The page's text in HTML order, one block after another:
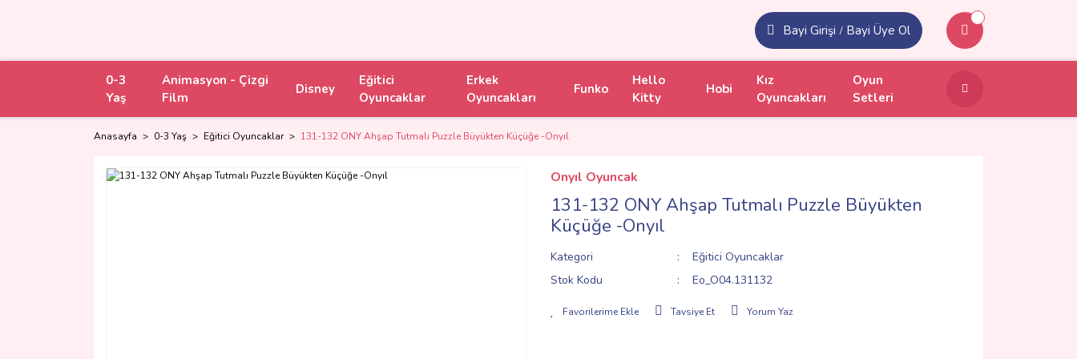
Bayi Girişi / Bayi Üye Ol
0-3
Yaş
Animasyon - Çizgi
Film
Disney
Eğitici
Oyuncaklar
Erkek
Oyuncakları
Funko
Hello
Kitty
Hobi
Kız
Oyuncakları
Oyun
Setleri
Anasayfa 0-3 Yaş Eğitici Oyuncaklar 131-132 ONY Ahşap Tutmalı Puzzle Büyükten Küçüğe -Onyıl
Onyıl Oyuncak
131-132 ONY Ahşap Tutmalı Puzzle Büyükten
Küçüğe -Onyıl
Kategori
Eğitici Oyuncaklar
Stok Kodu
Eo_O04.131132
Tavsiye Et Yorum Yaz